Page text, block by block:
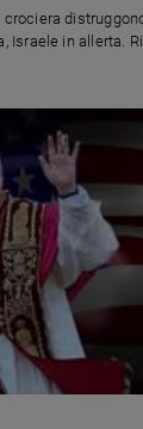
Israele in allerta.